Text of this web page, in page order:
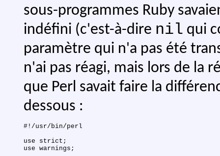
sous-programmes Ruby
indéfini (c'est-à-dire nil qui
paramètre qui n'a pas été
n'ai pas réagi, mais lors de la
que Perl savait faire la
dessous :
#!/usr/bin/perl
use strict;
use warnings;